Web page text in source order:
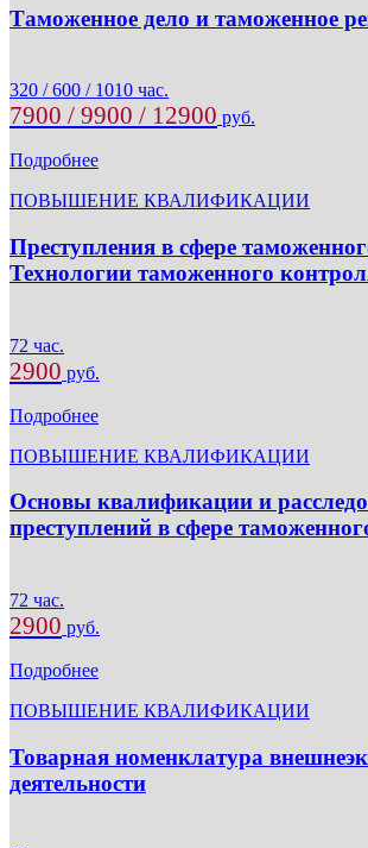
Таможенное дело и таможенное
320 / 600 / 1010 час.
7900 / 9900 / 12900 руб.
Подробнее
ПОВЫШЕНИЕ КВАЛИФИКАЦИИ
Преступления в сфере
Технологии таможенного
72 час.
2900 руб.
Подробнее
ПОВЫШЕНИЕ КВАЛИФИКАЦИИ
Основы квалификации и
преступлений в сфере
72 час.
2900 руб.
Подробнее
ПОВЫШЕНИЕ КВАЛИФИКАЦИИ
Товарная номенклатура
деятельности